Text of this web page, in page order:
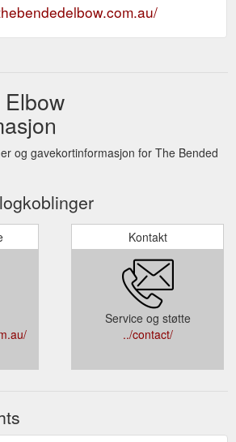
og gavekortinformasjon for The Bended
Kontakt
Service og støtte
../contact/